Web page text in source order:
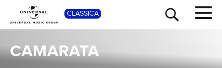
CLASSICA
CAMARATASHOP